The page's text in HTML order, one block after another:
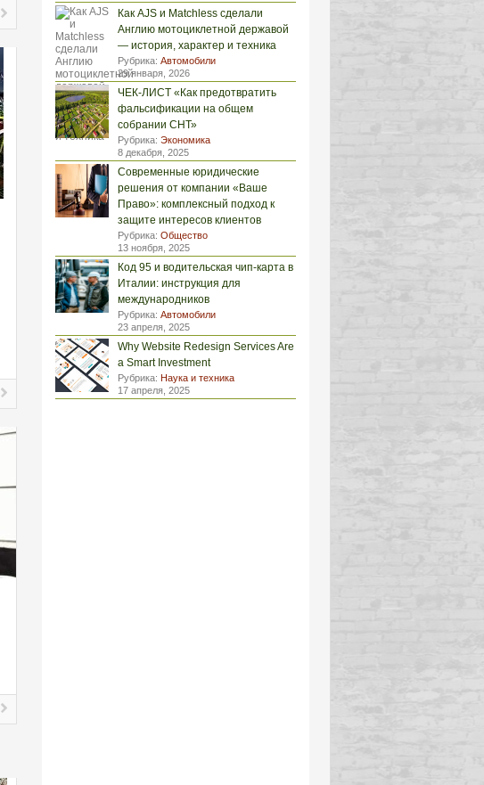
Как AJS и Matchless сделали
Англию мотоциклетной державой
— история, характер и техника
Рубрика: Автомобили
29 января, 2026
ЧЕК-ЛИСТ «Как предотвратить
фальсификации на общем
собрании СНТ»
Рубрика: Экономика
8 декабря, 2025
Современные юридические
решения от компании «Ваше
Право»: комплексный подход к
защите интересов клиентов
Рубрика: Общество
13 ноября, 2025
Код 95 и водительская чип-карта в
Италии: инструкция для
международников
Рубрика: Автомобили
23 апреля, 2025
Why Website Redesign Services Are
a Smart Investment
Рубрика: Наука и техника
17 апреля, 2025